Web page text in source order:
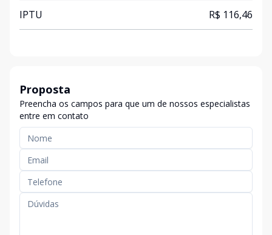
IPTU R$ 116,46
Proposta
Preencha os campos para que um de nossos especialistas
entre em contato